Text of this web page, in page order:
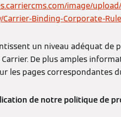
image/
Carrier-Binding-Corporate-
un niveau adéquat
De plus amples
les pages correspondantes
de notre politique de